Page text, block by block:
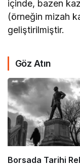
içinde, bazen
(örneğin mizah
geliştirilmiştir.
Göz Atın
Borsada Tarihi